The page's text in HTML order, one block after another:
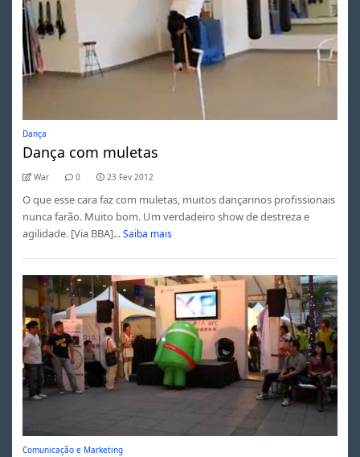
Dança
Dança com muletas
War 0 23 Fev 2012
O que esse cara faz com muletas, muitos dançarinos profissionais
nunca farão. Muito bom. Um verdadeiro show de destreza e
agilidade. [Via BBA]... Saiba mais
Comunicação e Marketing